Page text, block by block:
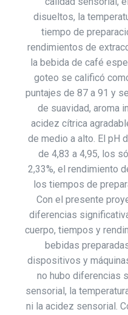
disueltos, la
tiempo de
rendimientos de
la bebida de café
goteo se calificó
puntajes de 87 a 91 y
de suavidad, aroma
acidez cítrica
de medio a alto. El pH
de 4,83 a 4,95, los
2,33%, el rendimiento
los tiempos de
Con el presente
diferencias
cuerpo, tiempos y
bebidas
dispositivos y
no hubo diferencias
sensorial, la
ni la acidez sensorial.